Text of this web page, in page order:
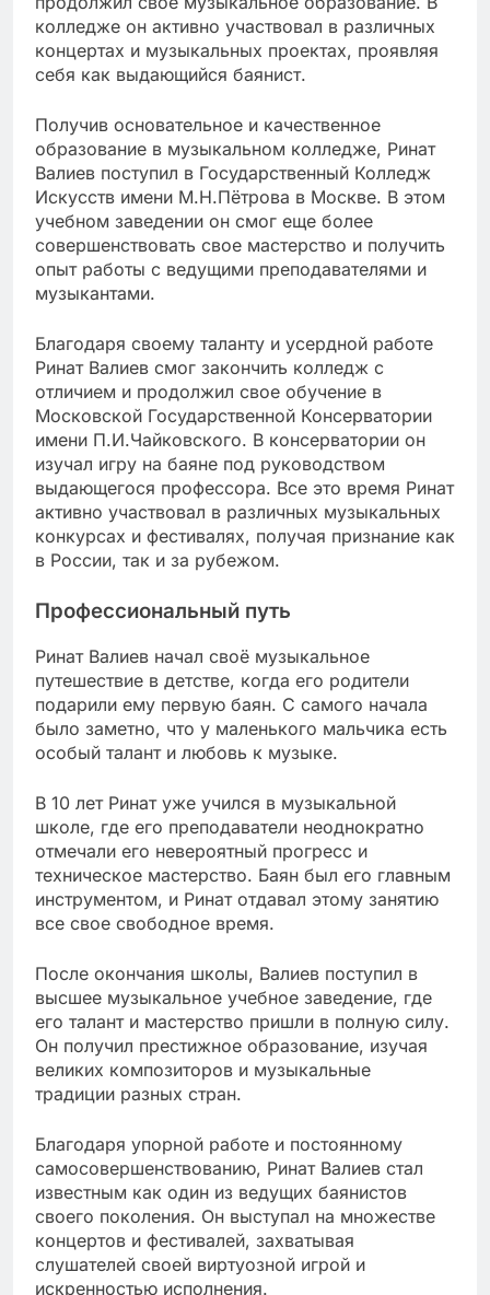
колледже он активно участвовал в различных
концертах и музыкальных проектах, проявляя
себя как выдающийся баянист.
Получив основательное и качественное
образование в музыкальном колледже, Ринат
Валиев поступил в Государственный Колледж
Искусств имени М.Н.Пётрова в Москве. В этом
учебном заведении он смог еще более
совершенствовать свое мастерство и получить
опыт работы с ведущими преподавателями и
музыкантами.
Благодаря своему таланту и усердной работе
Ринат Валиев смог закончить колледж с
отличием и продолжил свое обучение в
Московской Государственной Консерватории
имени П.И.Чайковского. В консерватории он
изучал игру на баяне под руководством
выдающегося профессора. Все это время Ринат
активно участвовал в различных музыкальных
конкурсах и фестивалях, получая признание как
в России, так и за рубежом.
Профессиональный путь
Ринат Валиев начал своё музыкальное
путешествие в детстве, когда его родители
подарили ему первую баян. С самого начала
было заметно, что у маленького мальчика есть
особый талант и любовь к музыке.
В 10 лет Ринат уже учился в музыкальной
школе, где его преподаватели неоднократно
отмечали его невероятный прогресс и
техническое мастерство. Баян был его главным
инструментом, и Ринат отдавал этому занятию
все свое свободное время.
После окончания школы, Валиев поступил в
высшее музыкальное учебное заведение, где
его талант и мастерство пришли в полную силу.
Он получил престижное образование, изучая
великих композиторов и музыкальные
традиции разных стран.
Благодаря упорной работе и постоянному
самосовершенствованию, Ринат Валиев стал
известным как один из ведущих баянистов
своего поколения. Он выступал на множестве
концертов и фестивалей, захватывая
слушателей своей виртуозной игрой и
искренностью исполнения.